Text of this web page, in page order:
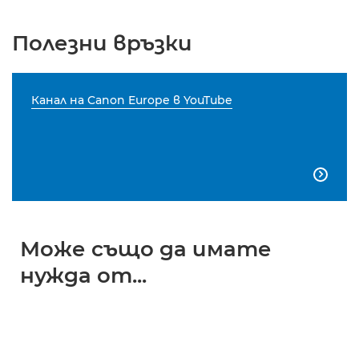
Полезни връзки
Канал на Canon Europe в YouTube

Може също да имате
нужда от...